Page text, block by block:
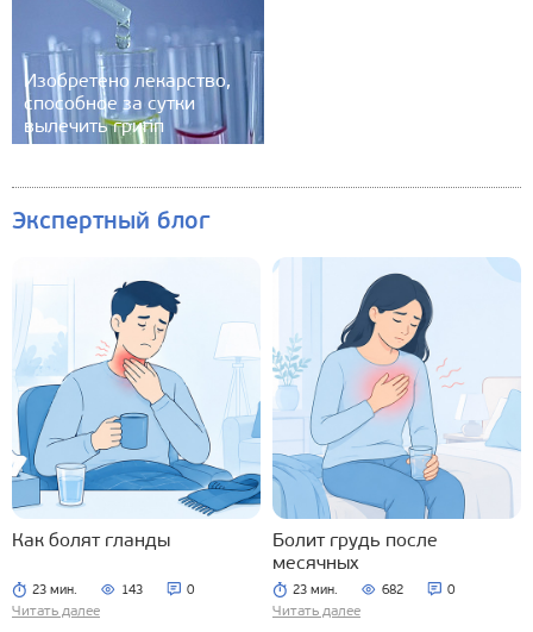
Изобретено лекарство,
способное за сутки
вылечить грипп
Экспертный блог
Как болят гланды
23 мин. 143 0
Читать далее
Болит грудь после
месячных
23 мин. 682 0
Читать далее